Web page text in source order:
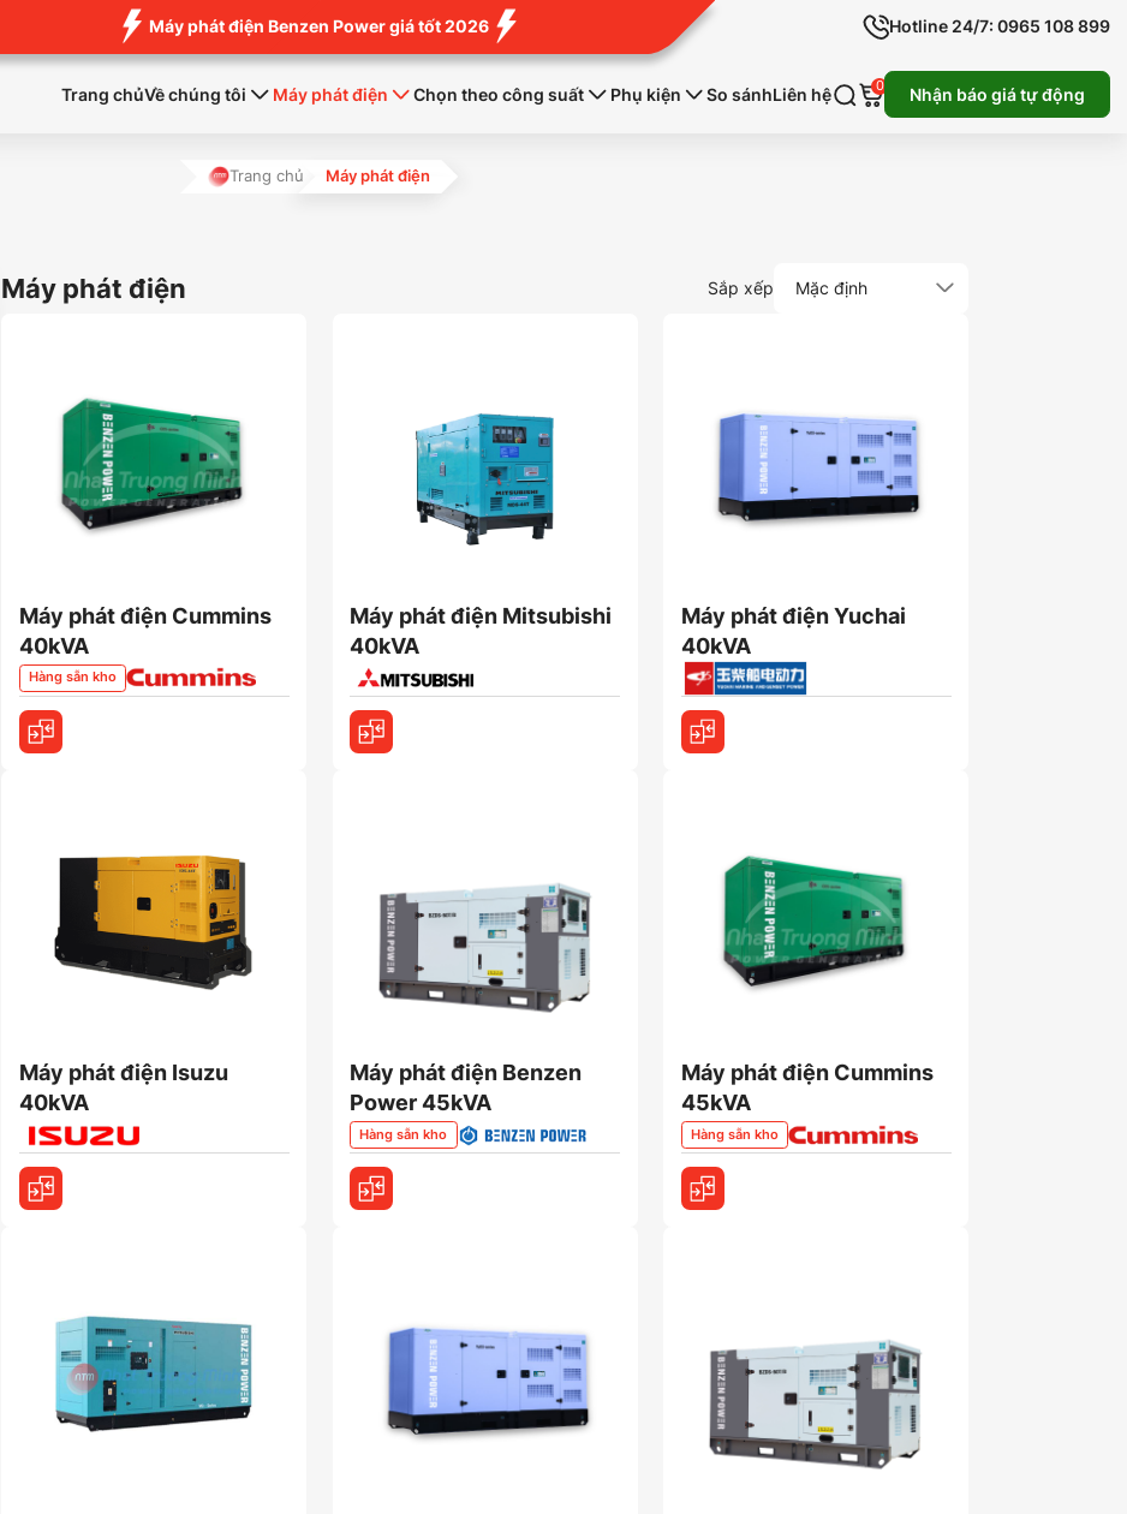
Máy phát điện Benzen Power giá tốt 2026 Hotline 24/7: 0965 108 899
Trang chủVề chúng tôi Máy phát điện Chọn theo công suất Phụ kiện So sánhLiên hệ 0 Nhận báo giá tự động
Trang chủ Máy phát điện
Máy phát điện Sắp xếp Mặc định
Máy phát điện Cummins
40kVA
Hàng sẵn kho
Máy phát điện Mitsubishi
40kVA
Máy phát điện Yuchai
40kVA
Máy phát điện Isuzu
40kVA
Máy phát điện Benzen
Power 45kVA
Hàng sẵn kho
Máy phát điện Cummins
45kVA
Hàng sẵn kho